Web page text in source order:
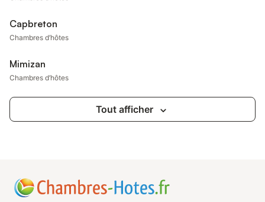
Capbreton
Chambres d’hôtes
Mimizan
Chambres d’hôtes
Tout afficher